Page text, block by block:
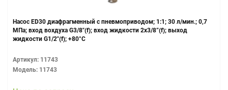
Насос ED30 диафрагменный с пневмоприводом; 1:1; 30 л/мин.; 0,7
МПа; вход вохдуха G3/8"(f); вход жидкости 2x3/8”(f); выход
жидкости G1/2"(f); +80°С
Артикул: 11743
Модель: 11743